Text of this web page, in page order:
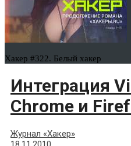
Хакер #322. Белый хакер
Интеграция
Chrome и
Журнал «Хакер»